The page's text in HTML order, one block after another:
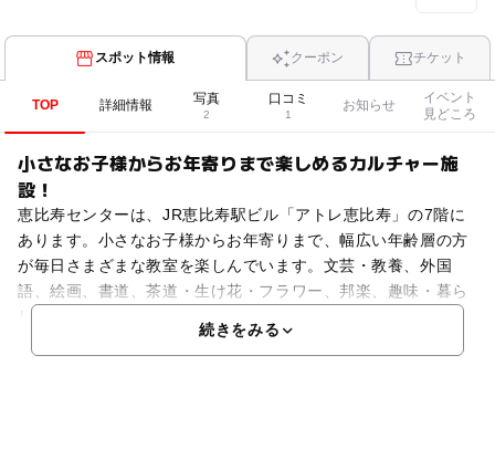
スポット情報 クーポン チケット
TOP 詳細情報 写真
2
口コミ
1
お知らせ
イベント
見どころ
小さなお子様からお年寄りまで楽しめるカルチャー施
設！
恵比寿センターは、JR恵比寿駅ビル「アトレ恵比寿」の7階に
あります。小さなお子様からお年寄りまで、幅広い年齢層の方
が毎日さまざまな教室を楽しんでいます。文芸・教養、外国
語、絵画、書道、茶道・生け花・フラワー、邦楽、趣味・暮ら
続きをみる